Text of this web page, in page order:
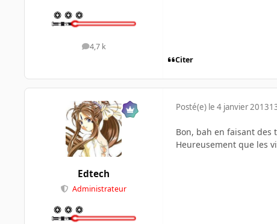
4,7 k
messages
Citer
Edtech
Administrateur
Posté(e) le 4 janvier 2013
Bon, bah en faisant des
Heureusement que les